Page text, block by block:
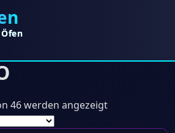
46 werden angezeigtNach